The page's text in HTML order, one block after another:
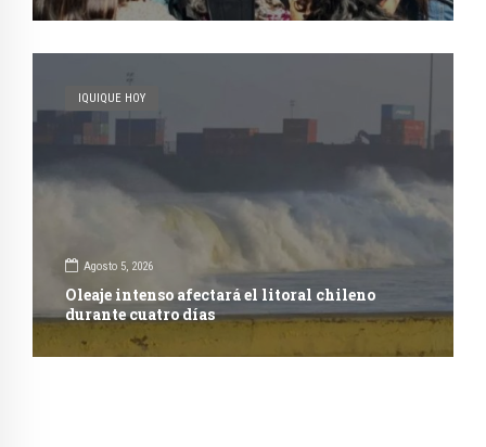
IQUIQUE HOY
Agosto 5, 2026
Oleaje intenso afectará el litoral chileno
durante cuatro días